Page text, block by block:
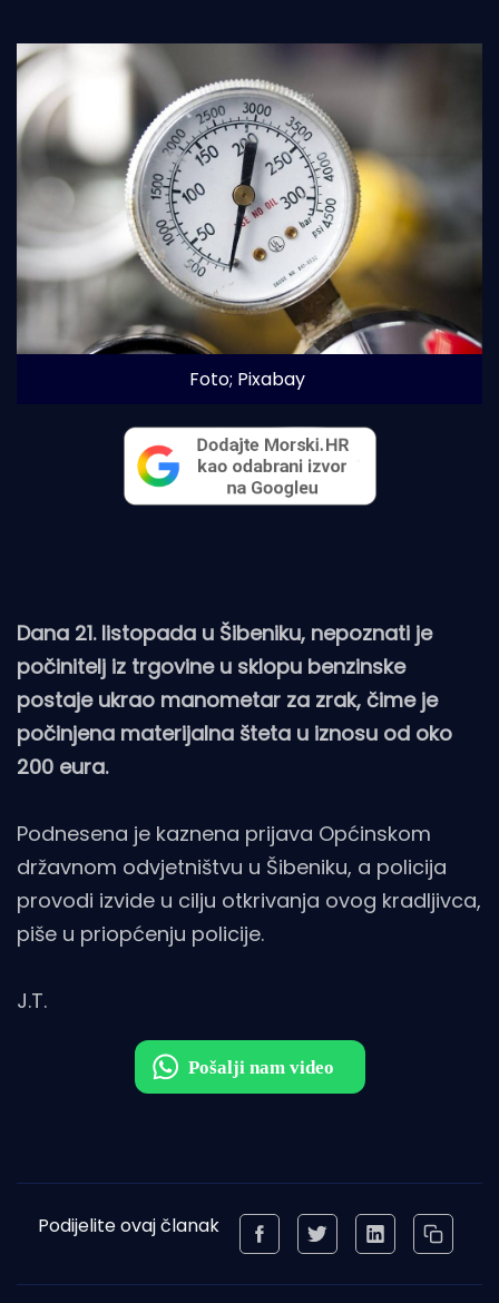
Tradicija i kultura
Foto; Pixabay
Dana 21. listopada u Šibeniku, nepoznati je
počinitelj iz trgovine u sklopu benzinske
postaje ukrao manometar za zrak, čime je
počinjena materijalna šteta u iznosu od oko
200 eura.
Podnesena je kaznena prijava Općinskom
državnom odvjetništvu u Šibeniku, a policija
provodi izvide u cilju otkrivanja ovog kradljivca,
piše u priopćenju policije.
J.T.
Podijelite ovaj članak